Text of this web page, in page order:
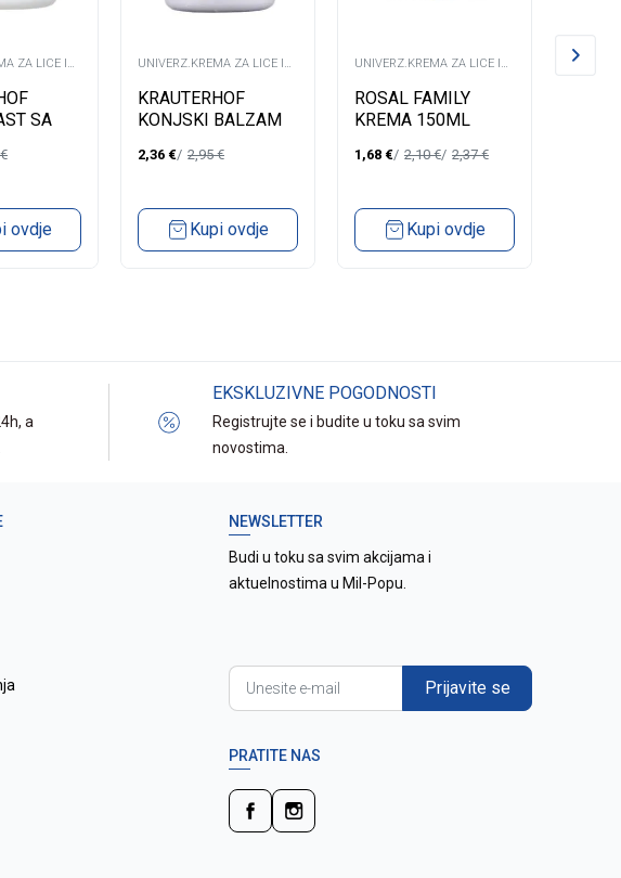
ZA LICE I
SA
€
ovdje
UNIVERZ.KREMA ZA LICE I
TIJELO
KRAUTERHOF
KONJSKI BALZAM
2,36 € 2,95€
Kupi ovdje
UNIVERZ.KREMA ZA LICE I
TIJELO
ROSAL FAMILY
KREMA 150ML
1,68 € 2,10€ 2,37€
Kupi ovdje
a
EKSKLUZIVNE POGODNOSTI
Registrujte se i budite u toku sa svim
novostima.
NEWSLETTER
Budi u toku sa svim akcijama i
aktuelnostima u Mil-Popu.
Prijavite se
PRATITE NAS